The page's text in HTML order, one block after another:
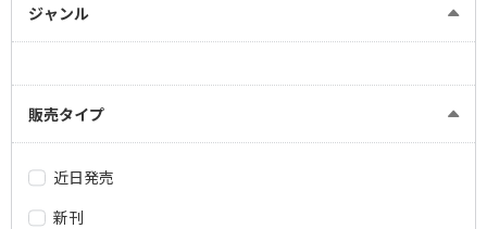
ジャンル
販売タイプ
近日発売
新刊